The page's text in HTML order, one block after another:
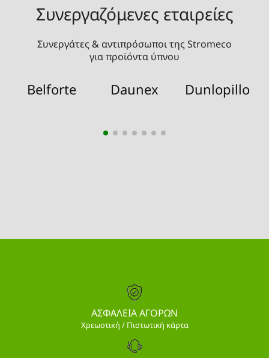
Συνεργαζόμενες εταιρείες
Συνεργάτες & αντιπρόσωποι της Stromeco
για προϊόντα ύπνου
Belforte Daunex Dunlopillo
ΑΣΦΑΛΕΙΑ ΑΓΟΡΩΝ
Χρεωστική / Πιστωτική κάρτα